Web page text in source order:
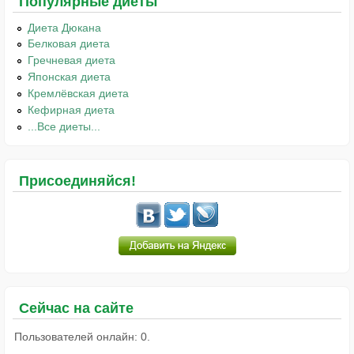
Диета Дюкана
Белковая диета
Гречневая диета
Японская диета
Кремлёвская диета
Кефирная диета
...Все диеты...
Присоединяйся!
Сейчас на сайте
Пользователей онлайн: 0.